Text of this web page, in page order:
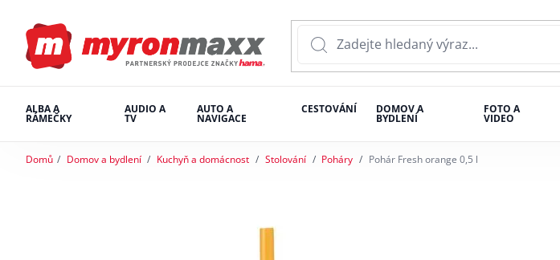
ALBA A
RÁMEČKY
AUDIO A
TV
AUTO A
NAVIGACE
CESTOVÁNÍ DOMOV A
BYDLENÍ
FOTO A
VIDEO
Domů Domov a bydlení Kuchyň a domácnost Stolování Poháry Pohár Fresh orange 0,5 l